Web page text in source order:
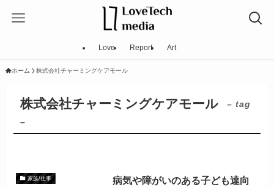
Love Report Art
ホーム 株式会社チャーミングケアモール
株式会社チャーミングケアモール
– tag
–
家族/仕事
病気や障がいのある子ども達向